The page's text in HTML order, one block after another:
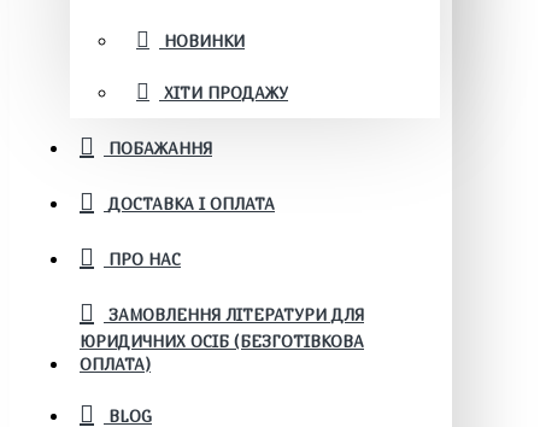
НОВИНКИ
ХІТИ ПРОДАЖУ
ПОБАЖАННЯ
ДОСТАВКА І ОПЛАТА
ПРО НАС
ЗАМОВЛЕННЯ ЛІТЕРАТУРИ ДЛЯ
ЮРИДИЧНИХ ОСІБ (БЕЗГОТІВКОВА
ОПЛАТА)
BLOG